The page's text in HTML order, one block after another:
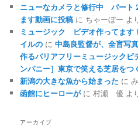
ニューなカメラと修行中 パー
ます動画に投稿 に ちゃーぼー よ
ミュージック ビデオ作ってます
イルの に中島良監督が、全盲写
作るバリアフリーミュージック
ンパニー］東京で笑える芝居をつ
新潟の大きな魚から始まった に
函館にヒーローがに村瀬 優 よ
アーカイブ